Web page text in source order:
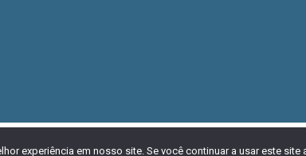
uma Licença Creative Commons Atribuição 4.0
experiência em nosso site. Se você continuar a usar este